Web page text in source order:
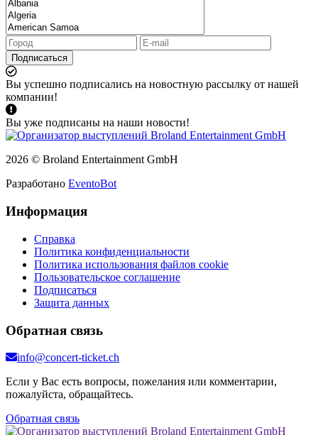
Подписаться
Вы успешно подписались на новостную рассылку от нашей
компании!
Вы уже подписаны на наши новости!
2026 © Broland Entertainment GmbH
Разработано EventoBot
Информация
Справка
Политика конфиденциальности
Политика использования файлов cookie
Пользовательское соглашение
Подписаться
Защита данных
Обратная связь
info@concert-ticket.ch
Если у Вас есть вопросы, пожелания или комментарии,
пожалуйста, обращайтесь.
Обратная связь